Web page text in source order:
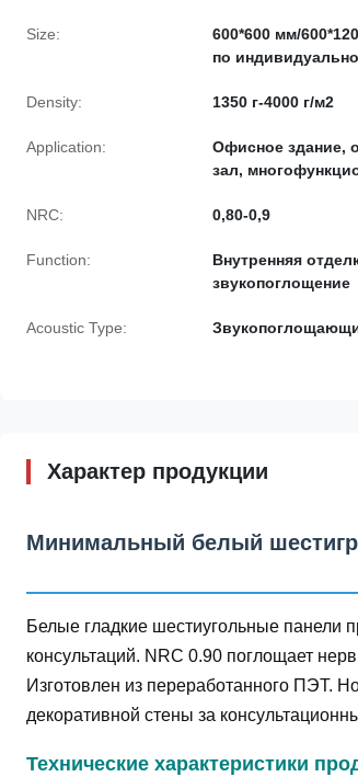
Size:
600*600 мм/
по
Density: 1350 г-4000 г/м2
Application:
Офисное здание,
зал,
NRC: 0,80-0,9
Function:
Внутренняя
звукопоглощение
Acoustic Type:
Характер продукции
Минимальный белый
Белые гладкие шестиугольные панели
консультаций. NRC 0.90 поглощает
Изготовлен из переработанного ПЭТ.
декоративной стены за
Технические характеристики